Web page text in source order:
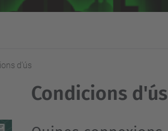
d'ús
Condicions d'ús